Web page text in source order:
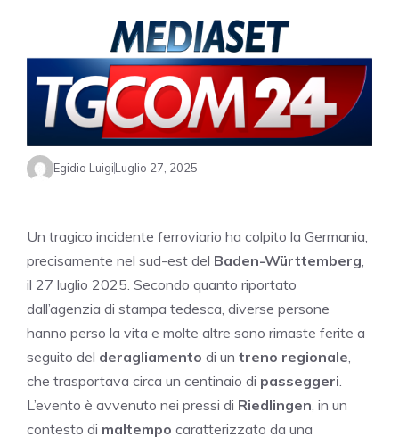
Egidio LuigiLuglio 27, 2025
Un tragico incidente ferroviario ha colpito la Germania,
precisamente nel sud-est del Baden-Württemberg
il 27 luglio 2025. Secondo quanto riportato
dall’agenzia di stampa tedesca, diverse persone
hanno perso la vita e molte altre sono rimaste ferite a
seguito del deragliamento di un treno regionale
che trasportava circa un centinaio di passeggeri
L’evento è avvenuto nei pressi di Riedlingen , in un
contesto di maltempo caratterizzato da una